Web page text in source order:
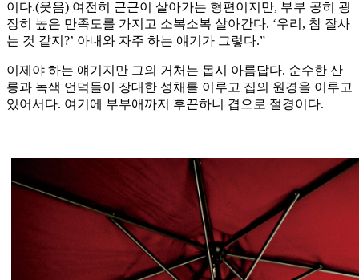
이다.(웃음) 여전히 근근이 살아가는 형편이지만, 부부 공히 굉
장히 높은 만족도를 가지고 소복소복 살아간다. ‘우리, 참 잘사
는 것 같지?’ 아내와 자주 하는 얘기가 그렇다.”
이제야 하는 얘기지만 그의 거처는 몹시 아름답다. 순수한 산
릉과 녹색 언덕들이 장대한 성채를 이루고 집의 원경을 이루고
있어서다. 여기에 부부애까지 후끈하니 겹으로 절경이다.